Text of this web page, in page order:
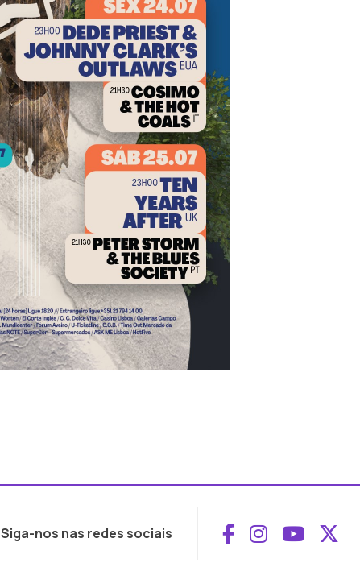
Siga-nos nas redes sociais Aceder ao
Aceder